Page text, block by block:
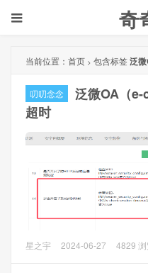
奇
当前位置： 首页 > 包含标签泛
叨叨念念
泛微OA（
超时
泛微OA（e-cology9）长时
星之宇 2024-06-27 4829